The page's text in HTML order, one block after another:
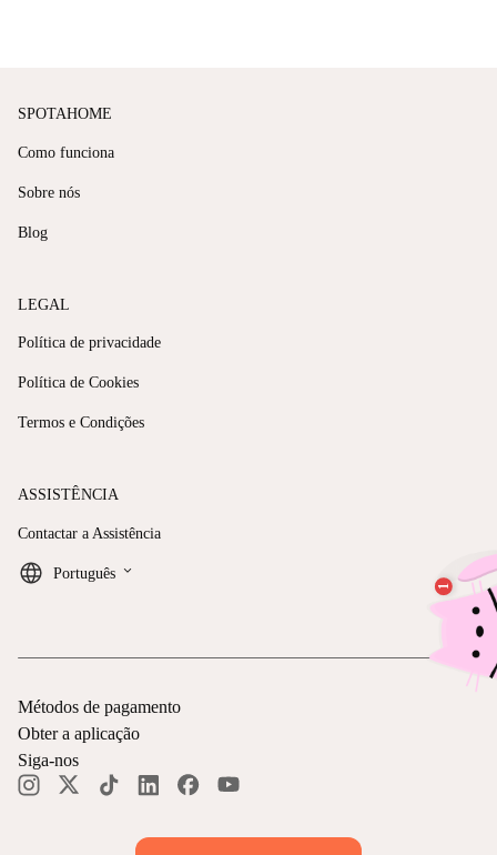
SPOTAHOME
Como funciona
Sobre nós
Blog
LEGAL
Política de privacidade
Política de Cookies
Termos e Condições
ASSISTÊNCIA
Contactar a Assistência
Português keyboard_arrow_down
Métodos de pagamento
Obter a aplicação
Siga-nos